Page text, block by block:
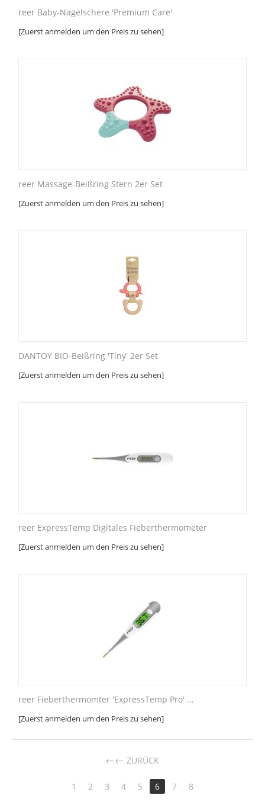
reer Baby-Nagelschere 'Premium Care'
[Zuerst anmelden um den Preis zu sehen]
reer Massage-Beißring Stern 2er Set
[Zuerst anmelden um den Preis zu sehen]
DANTOY BIO-Beißring 'Tiny' 2er Set
[Zuerst anmelden um den Preis zu sehen]
reer ExpressTemp Digitales Fieberthermometer
[Zuerst anmelden um den Preis zu sehen]
reer Fieberthermomter 'ExpressTemp Pro' ...
[Zuerst anmelden um den Preis zu sehen]
← ZURÜCK
1 2 3 4 5 6 7 8